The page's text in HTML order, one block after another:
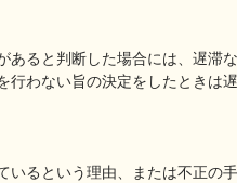
ると判断した場合には、遅滞
わない旨の決定をしたときは
るという理由、または不正の